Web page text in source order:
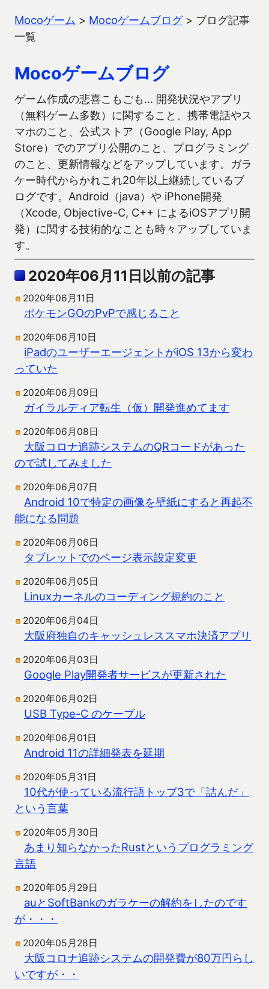
Mocoゲーム > Mocoゲームブログ> ブログ記事
一覧
Mocoゲームブログ
ゲーム作成の悲喜こもごも… 開発状況やアプリ
（無料ゲーム多数）に関すること、携帯電話やス
マホのこと、公式ストア（Google Play, App
Store）でのアプリ公開のこと、プログラミング
のこと、更新情報などをアップしています。ガラ
ケー時代からかれこれ20年以上継続しているブ
ログです。Android（java）や iPhone開発
（Xcode, Objective-C, C++ によるiOSアプリ開
発）に関する技術的なことも時々アップしていま
す。
2020年06月11日以前の記事
2020年06月11日
ポケモンGOのPvPで感じること
2020年06月10日
iPadのユーザーエージェントがiOS 13から変わ
っていた
2020年06月09日
ガイラルディア転生（仮）開発進めてます
2020年06月08日
大阪コロナ追跡システムのQRコードがあった
ので試してみました
2020年06月07日
Android 10で特定の画像を壁紙にすると再起不
能になる問題
2020年06月06日
タブレットでのページ表示設定変更
2020年06月05日
Linuxカーネルのコーディング規約のこと
2020年06月04日
大阪府独自のキャッシュレススマホ決済アプリ
2020年06月03日
Google Play開発者サービスが更新された
2020年06月02日
USB Type-C のケーブル
2020年06月01日
Android 11の詳細発表を延期
2020年05月31日
10代が使っている流行語トップ3で「詰んだ」
という言葉
2020年05月30日
あまり知らなかったRustというプログラミング
言語
2020年05月29日
auとSoftBankのガラケーの解約をしたのです
が・・・
2020年05月28日
大阪コロナ追跡システムの開発費が80万円らし
いですが・・